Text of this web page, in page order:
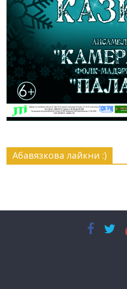
Абавязкова лайкни :)